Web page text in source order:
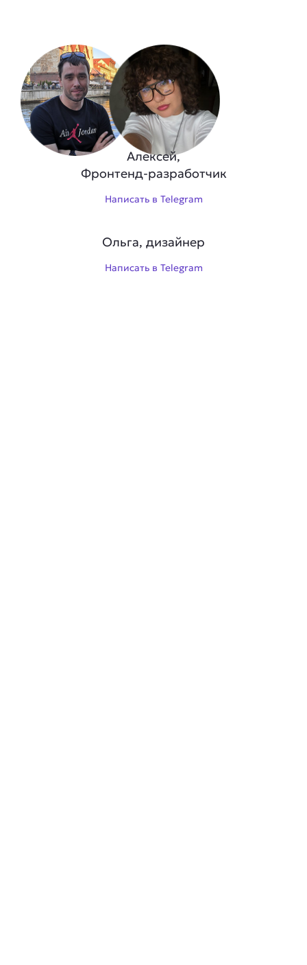
Алексей,
Фронтенд-разработчик
Написать в Telegram
Ольга, дизайнер
Написать в Telegram